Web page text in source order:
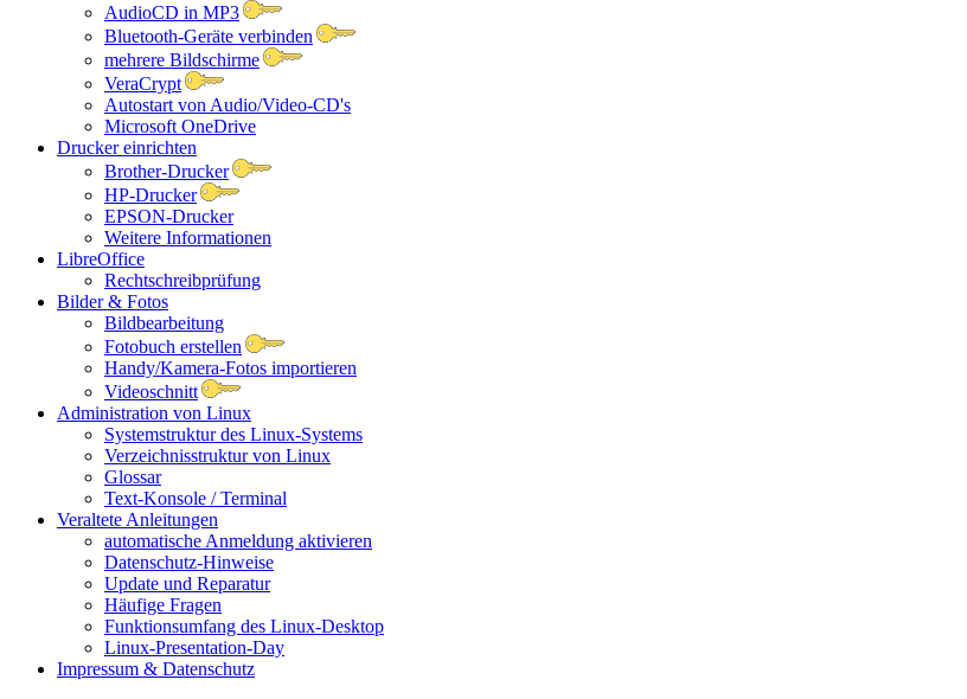
AudioCD in MP3
Bluetooth-Geräte verbinden
mehrere Bildschirme
VeraCrypt
Autostart von Audio/Video-CD's
Microsoft OneDrive
Drucker einrichten
Brother-Drucker
HP-Drucker
EPSON-Drucker
Weitere Informationen
LibreOffice
Rechtschreibprüfung
Bilder & Fotos
Bildbearbeitung
Fotobuch erstellen
Handy/Kamera-Fotos importieren
Videoschnitt
Administration von Linux
Systemstruktur des Linux-Systems
Verzeichnisstruktur von Linux
Glossar
Text-Konsole / Terminal
Veraltete Anleitungen
automatische Anmeldung aktivieren
Datenschutz-Hinweise
Update und Reparatur
Häufige Fragen
Funktionsumfang des Linux-Desktop
Linux-Presentation-Day
Impressum & Datenschutz